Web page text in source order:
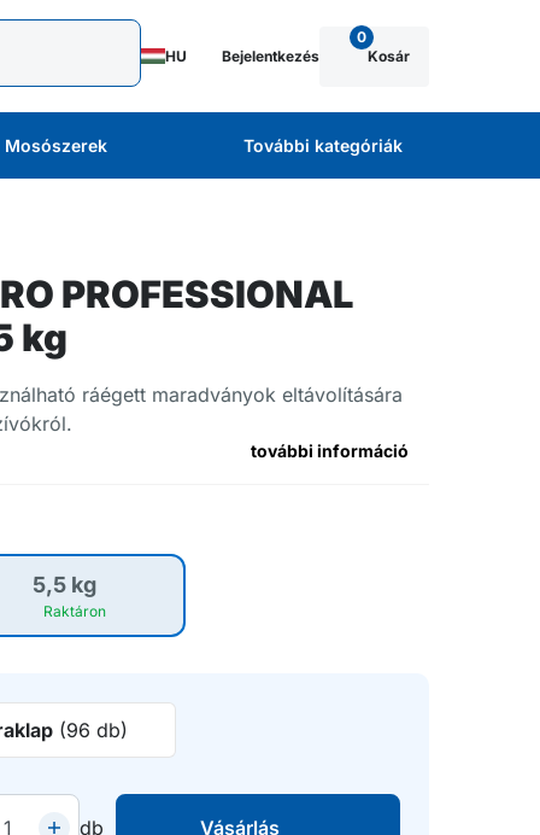
HU Bejelentkezés
0
Kosár
Mosószerek További kategóriák
PROFESSIONAL
kg
ráégett maradványok eltávolítására
további információ
5,5 kg
Raktáron
(96 db)
db Vásárlás